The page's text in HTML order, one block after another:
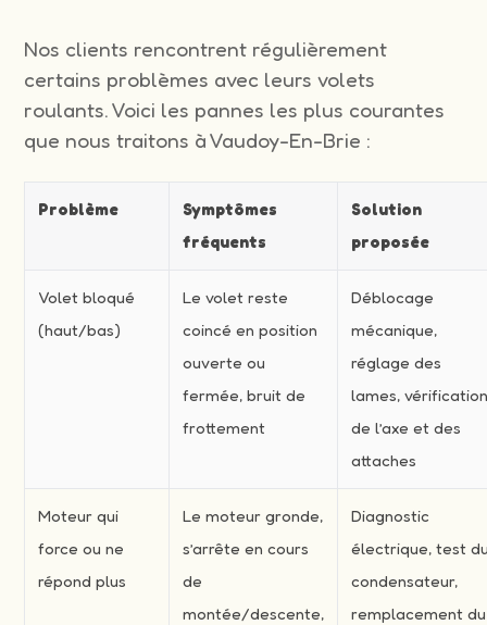
Nos clients rencontrent régulièrement
certains problèmes avec leurs volets
roulants. Voici les pannes les plus courantes
que nous traitons à Vaudoy-En-Brie :
Problème
Symptômes
fréquents
Solution
proposée
Volet bloqué
(haut/bas)
Le volet reste
coincé en position
ouverte ou
fermée, bruit de
frottement
Déblocage
mécanique,
réglage des
lames,
de l’axe et des
attaches
Moteur qui
force ou ne
répond plus
Le moteur gronde,
s’arrête en cours
de
montée/descente,
Diagnostic
électrique, test
condensateur,
remplacement du